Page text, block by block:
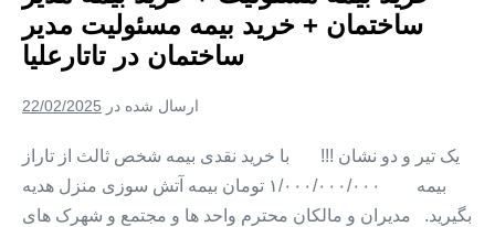
خرید
بیمه
مسئولیت
ساختمان
در
ساختمان + خرید بیمه مسئولیت مدیر
ساختمان در تاتارعلیا
ارسال شده در 22/02/2025
یک تیر و دو نشان !!! با خرید نقدی بیمه شخص ثالث از تاراز
بیمه ۱/۰۰۰/۰۰۰/۰۰۰ تومان بیمه آتش سوزی منزل هدیه
بگیرید. مدیران و مالکان محترم واحد ها و مجتمع و شهرک های